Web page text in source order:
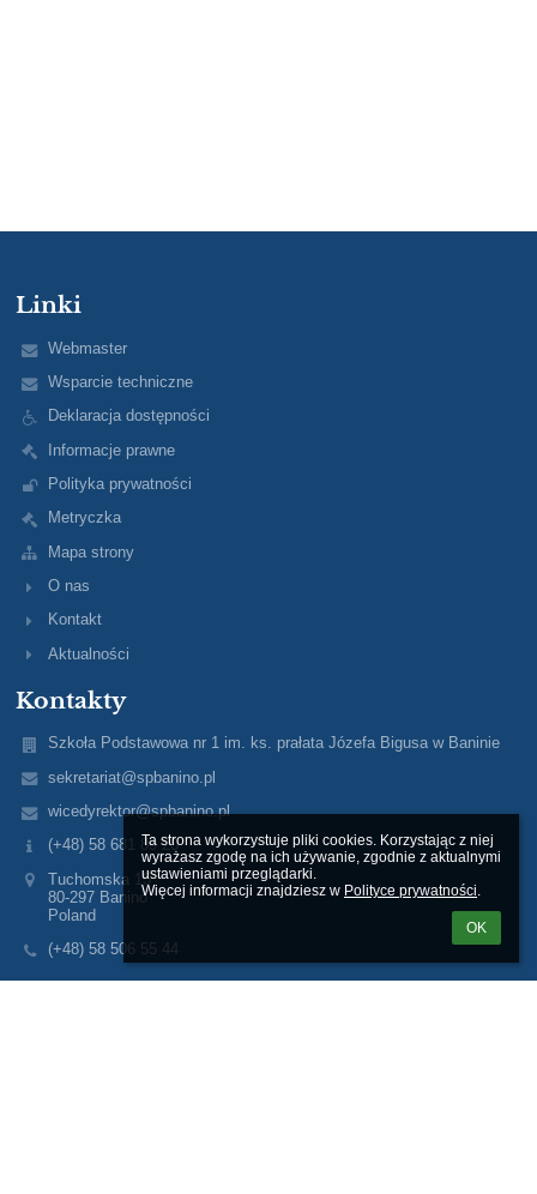
Ta strona wykorzystuje pliki cookies. Korzystając z niej
wyrażasz zgodę na ich używanie, zgodnie z aktualnymi
ustawieniami przeglądarki.
Więcej informacji znajdziesz w Polityce prywatności.
OK
Linki
Webmaster
Wsparcie techniczne
Deklaracja dostępności
Informacje prawne
Polityka prywatności
Metryczka
Mapa strony
O nas
Kontakt
Aktualności
Kontakty
Szkoła Podstawowa nr 1 im. ks. prałata Józefa Bigusa w Baninie
sekretariat@spbanino.pl
wicedyrektor@spbanino.pl
(+48) 58 681 89 20
Tuchomska 15
80-297 Banino
Poland
(+48) 58 506 55 44